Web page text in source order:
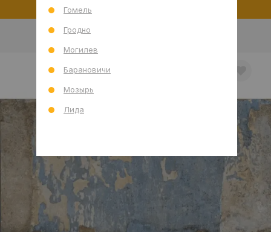
В интерьере
Гомель
Гродно
Могилев
Барановичи
Мозырь
Лида